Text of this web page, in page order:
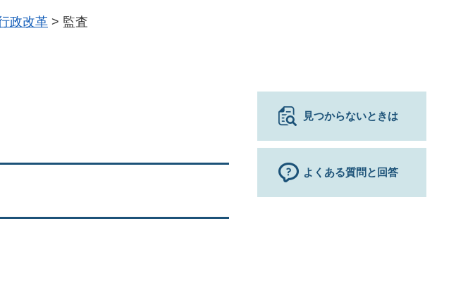
政改革 > 監査
見つからないときは
よくある質問と回答